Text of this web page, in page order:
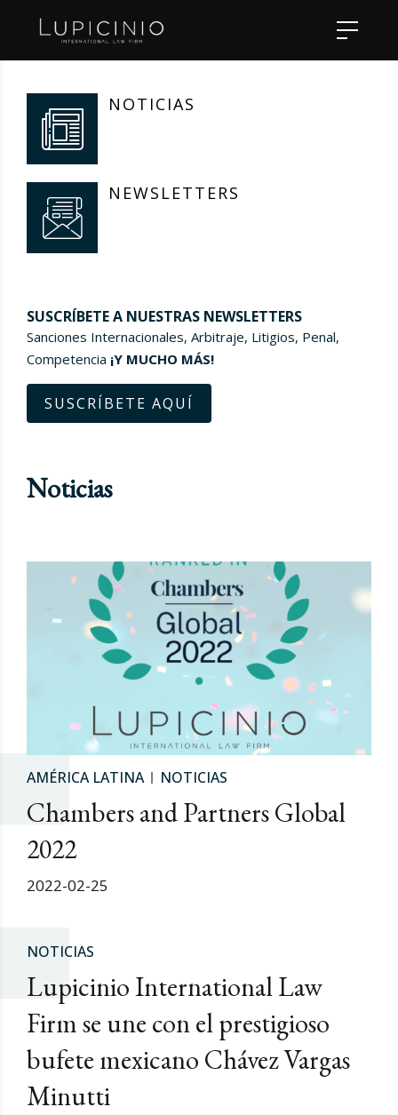
NOTICIAS
NEWSLETTERS
SUSCRÍBETE A NUESTRAS NEWSLETTERS
Sanciones Internacionales, Arbitraje, Litigios, Penal,
Competencia ¡Y MUCHO MÁS!
SUSCRÍBETE AQUÍ
Noticias
AMÉRICA LATINA NOTICIAS
Chambers and Partners Global
2022
2022-02-25
NOTICIAS
Lupicinio International Law
Firm se une con el prestigioso
bufete mexicano Chávez Vargas
Minutti